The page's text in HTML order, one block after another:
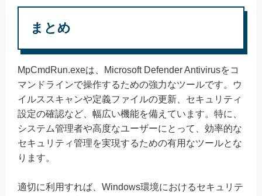
まとめ
MpCmdRun.exeは、Microsoft Defender Antivirusをコ
マンドラインで操作するための強力なツールです。ウ
イルススキャンや定義ファイルの更新、セキュリティ
設定の確認など、幅広い機能を備えています。特に、
システム管理者や高度なユーザーにとって、効率的な
セキュリティ管理を実現するための有用なツールとな
ります。
適切に利用すれば、Windows環境におけるセキュリテ